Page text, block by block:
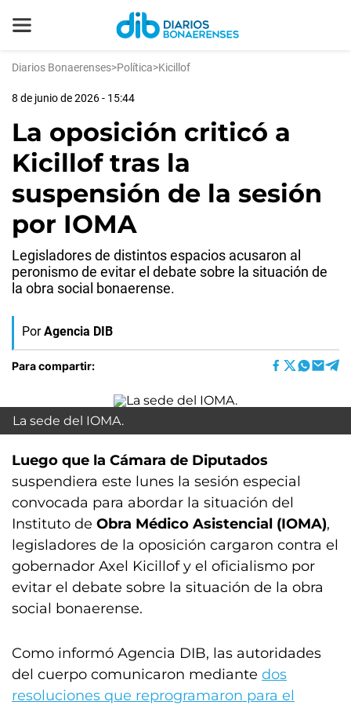
Diarios Bonaerenses>Política>Kicillof
8 de junio de 2026 - 15:44
La oposición criticó a
Kicillof tras la
suspensión de la sesión
por IOMA
Legisladores de distintos espacios acusaron al
peronismo de evitar el debate sobre la situación de
la obra social bonaerense.
Por Agencia DIB
Para compartir:
La sede del IOMA.
Luego que la Cámara de Diputados
suspendiera este lunes la sesión especial
convocada para abordar la situación del
Instituto de Obra Médico Asistencial (IOMA),
legisladores de la oposición cargaron contra el
gobernador Axel Kicillof y el oficialismo por
evitar el debate sobre la situación de la obra
social bonaerense.
Como informó Agencia DIB, las autoridades
del cuerpo comunicaron mediante dos
resoluciones que reprogramaron para el